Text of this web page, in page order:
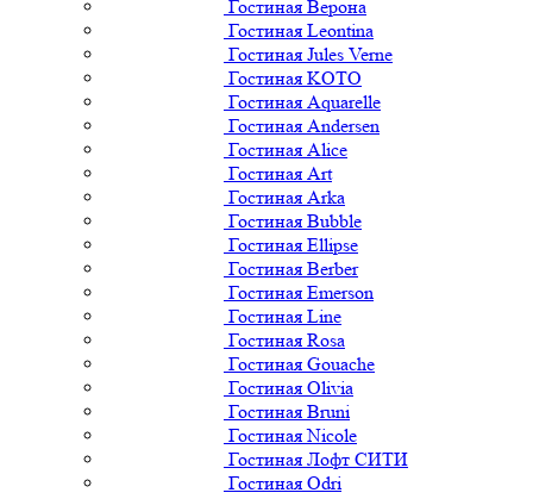
Гостиная Верона
Гостиная Leontina
Гостиная Jules Verne
Гостиная KOTO
Гостиная Aquarelle
Гостиная Andersen
Гостиная Alice
Гостиная Art
Гостиная Arka
Гостиная Bubble
Гостиная Ellipse
Гостиная Berber
Гостиная Emerson
Гостиная Line
Гостиная Rosa
Гостиная Gouache
Гостиная Olivia
Гостиная Bruni
Гостиная Nicole
Гостиная Лофт СИТИ
Гостиная Odri